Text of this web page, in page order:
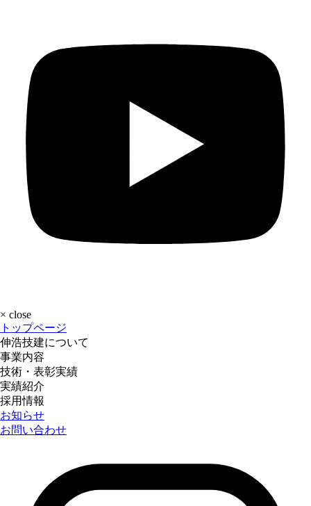
× close
トップページ
伸浩技建について
事業内容
技術・表彰実績
実績紹介
採用情報
お知らせ
お問い合わせ